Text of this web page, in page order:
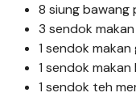
8 siung bawang
3 sendok
1 sendok makan
1 sendok
1 sendok teh